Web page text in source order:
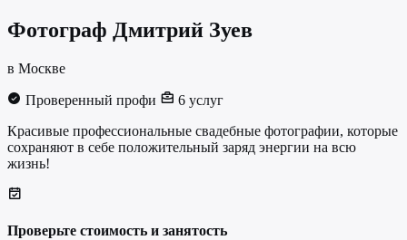
Фотограф Дмитрий Зуев
в Москве
Проверенный профи
6 услуг
Красивые профессиональные свадебные фотографии, которые
сохраняют в себе положительный заряд энергии на всю
жизнь!
Проверьте стоимость и занятость